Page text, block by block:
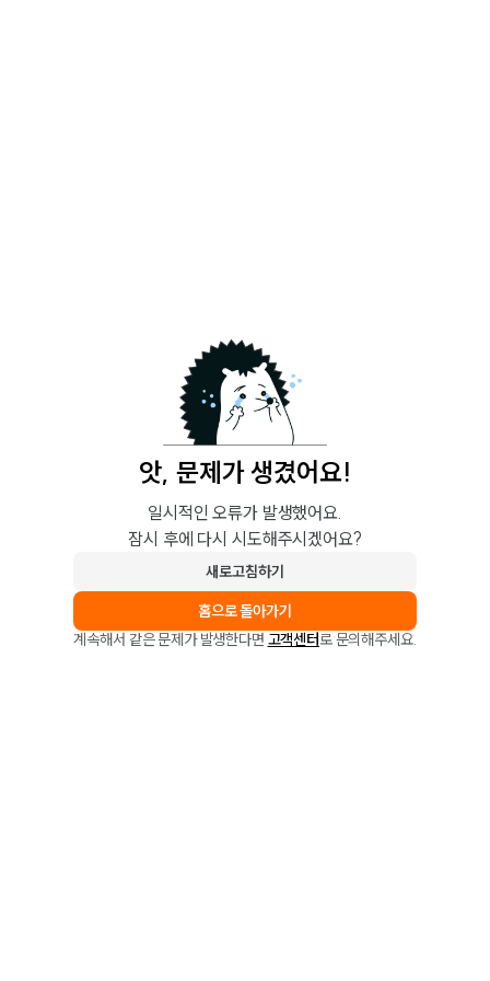
앗, 문제가 생겼어요!
일시적인 오류가 발생했어요.
잠시 후에 다시 시도해주시겠어요?
새로고침하기
홈으로 돌아가기
계속해서 같은 문제가 발생한다면 고객센터로 문의해주세요.